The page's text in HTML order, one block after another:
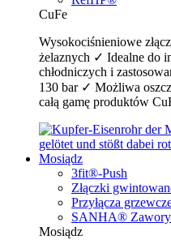
CuFe
Wysokociśnieniowe
żelaznych ✓ Idealne do
chłodniczych i
130 bar ✓ Możliwa
całą gamę produktów
Mosiądz
3fit®-Push
Złączki
Przyłącza
SANHA®
Mosiądz